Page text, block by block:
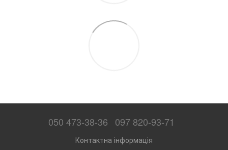
050 473-38-36 097 820-93-71
Контактна інформація